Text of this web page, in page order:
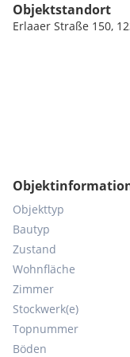
Objektstandort
Erlaaer Straße 150,
Objekttyp
Bautyp
Zustand
Wohnfläche
Zimmer
Stockwerk(e)
Topnummer
Böden